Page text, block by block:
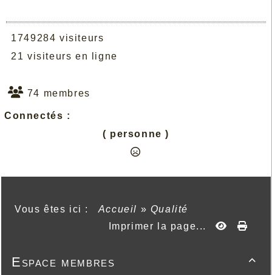
1749284 visiteurs
21 visiteurs en ligne
74 membres
Connectés :
( personne )
Vous êtes ici : Accueil » Qualité
Imprimer la page...

Espace membres